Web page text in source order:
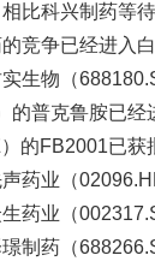
比科兴制药等
竞争已经进入白
生物 （
的普克鲁胺已经
）的FB2001已获
药业（
药业 （
制药 （